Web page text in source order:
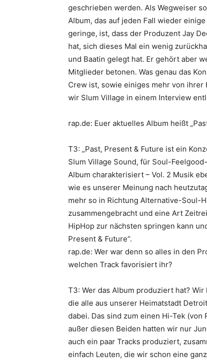
geschrieben werden. Als Wegweiser
Album, das auf jeden Fall wieder
geringe, ist, dass der Produzent Jay
hat, sich dieses Mal ein wenig
und Baatin gelegt hat. Er gehört aber
Mitglieder betonen. Was genau das
Crew ist, sowie einiges mehr von
wir Slum Village in einem Interview
rap.de: Euer aktuelles Album heißt „
T3: „Past, Present & Future ist ein
Slum Village Sound, für Soul-
Album charakterisiert – Vol. 2 Musik
wie es unserer Meinung nach
mehr so in Richtung Alternative-Soul-
zusammengebracht und eine Art
HipHop zur nächsten springen kann
Present & Future“.
rap.de: Wer war denn so alles in den
welchen Track favorisiert ihr?
T3: Wer das Album produziert hat?
die alle aus unserer Heimatstadt
dabei. Das sind zum einen Hi-Tek (von
außer diesen Beiden hatten wir nur
auch ein paar Tracks produziert,
einfach Leuten, die wir schon eine